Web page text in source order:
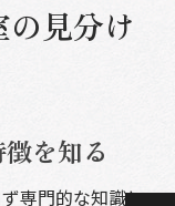
見分け
を知る
専門的な知識と